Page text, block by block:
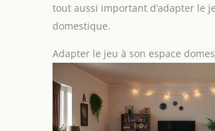
tout aussi important d’adapter le
domestique.
Adapter le jeu à son espace